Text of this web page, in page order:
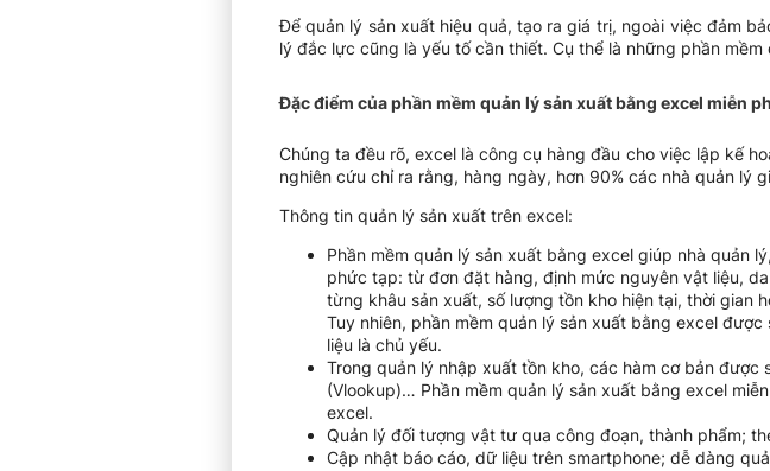
Để quản lý sản xuất hiệu quả, tạo ra giá trị, ngoài việc đảm
lý đắc lực cũng là yếu tố cần thiết. Cụ thể là những phần
Đặc điểm của phần mềm quản lý sản xuất bằng excel miễn
Chúng ta đều rõ, excel là công cụ hàng đầu cho việc lập kế
nghiên cứu chỉ ra rằng, hàng ngày, hơn 90% các nhà quản lý
Thông tin quản lý sản xuất trên excel:
Phần mềm quản lý sản xuất bằng excel giúp nhà quản
phức tạp: từ đơn đặt hàng, định mức nguyên vật liệu,
từng khâu sản xuất, số lượng tồn kho hiện tại, thời
Tuy nhiên, phần mềm quản lý sản xuất bằng excel
liệu là chủ yếu.
Trong quản lý nhập xuất tồn kho, các hàm cơ bản được
(Vlookup)… Phần mềm quản lý sản xuất bằng excel
excel.
Quản lý đối tượng vật tư qua công đoạn, thành phẩm;
Cập nhật báo cáo, dữ liệu trên smartphone; dễ dàng